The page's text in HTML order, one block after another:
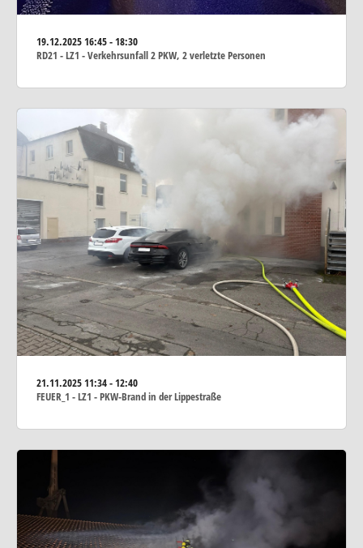
19.12.202516:45 - 18:30
RD21 - LZ1 - Verkehrsunfall 2 PKW, 2 verletzte Personen
21.11.202511:34 - 12:40
FEUER_1 - LZ1 - PKW-Brand in der Lippestraße